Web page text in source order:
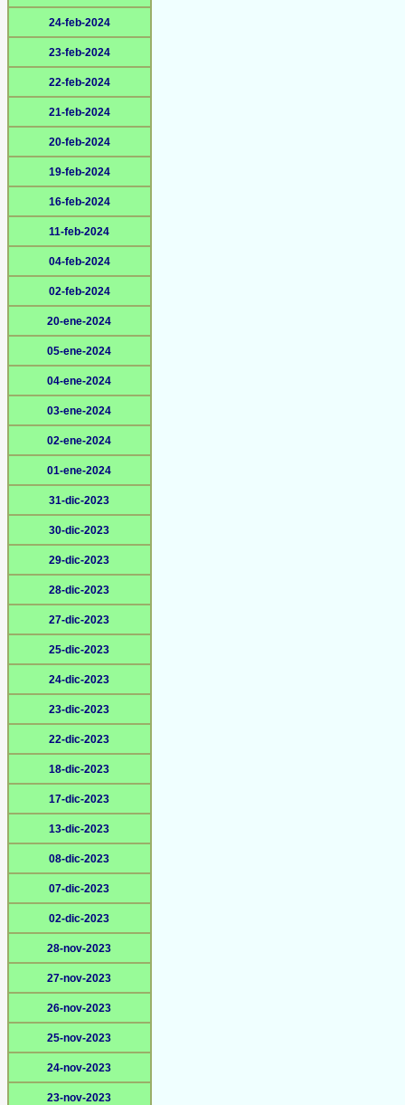
24-feb-2024
23-feb-2024
22-feb-2024
21-feb-2024
20-feb-2024
19-feb-2024
16-feb-2024
11-feb-2024
04-feb-2024
02-feb-2024
20-ene-2024
05-ene-2024
04-ene-2024
03-ene-2024
02-ene-2024
01-ene-2024
31-dic-2023
30-dic-2023
29-dic-2023
28-dic-2023
27-dic-2023
25-dic-2023
24-dic-2023
23-dic-2023
22-dic-2023
18-dic-2023
17-dic-2023
13-dic-2023
08-dic-2023
07-dic-2023
02-dic-2023
28-nov-2023
27-nov-2023
26-nov-2023
25-nov-2023
24-nov-2023
23-nov-2023